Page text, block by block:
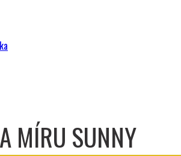
MÍRU SUNNY